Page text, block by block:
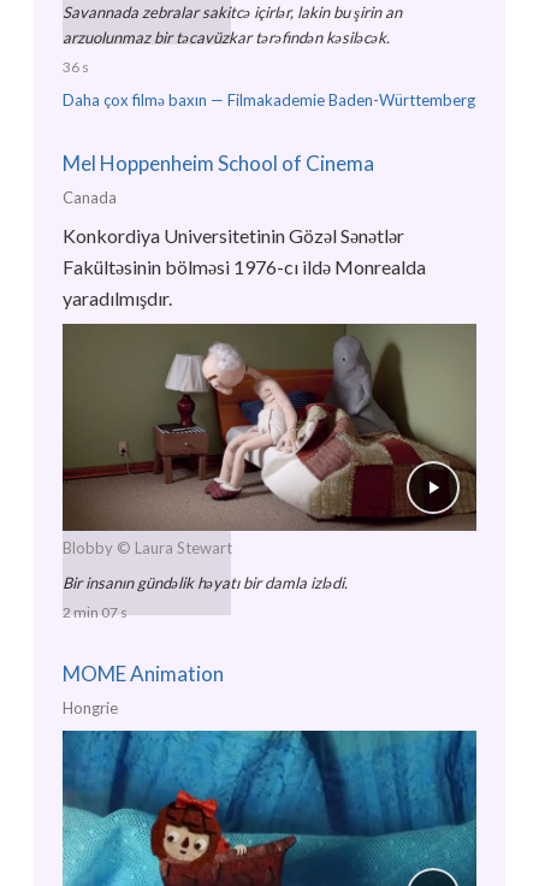
Savannada zebralar sakitcə içirlər, lakin bu şirin an
arzuolunmaz bir təcavüzkar tərəfindən kəsiləcək.
36 s
Daha çox filmə baxın — Filmakademie Baden-Württemberg
Mel Hoppenheim School of Cinema
Canada
Konkordiya Universitetinin Gözəl Sənətlər
Fakültəsinin bölməsi 1976-cı ildə Monrealda
yaradılmışdır.
Blobby © Laura Stewart
Bir insanın gündəlik həyatı bir damla izlədi.
2 min 07 s
MOME Animation
Hongrie